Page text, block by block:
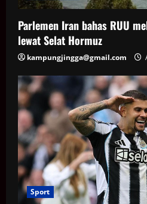
Parlemen Iran bahas RUU
lewat Selat Hormuz
kampungjingga@gmail.com
Sport